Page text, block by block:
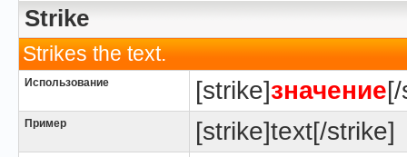
Strike
Strikes the text.
Использование [strike]значение
Пример [strike]text[/strike]